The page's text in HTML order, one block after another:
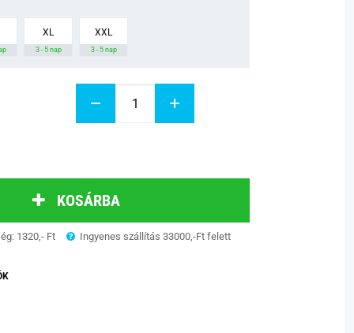
XL
3 - 5 nap
XXL
3 - 5 nap
KOSÁRBA
1320,- Ft Ingyenes szállítás 33000,-Ft felett